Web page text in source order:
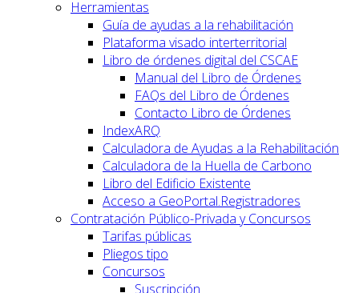
Herramientas
Guía de ayudas a la rehabilitación
Plataforma visado interterritorial
Libro de órdenes digital del CSCAE
Manual del Libro de Órdenes
FAQs del Libro de Órdenes
Contacto Libro de Órdenes
IndexARQ
Calculadora de Ayudas a la Rehabilitación
Calculadora de la Huella de Carbono
Libro del Edificio Existente
Acceso a GeoPortal.Registradores
Contratación Público-Privada y Concursos
Tarifas públicas
Pliegos tipo
Concursos
Suscripción